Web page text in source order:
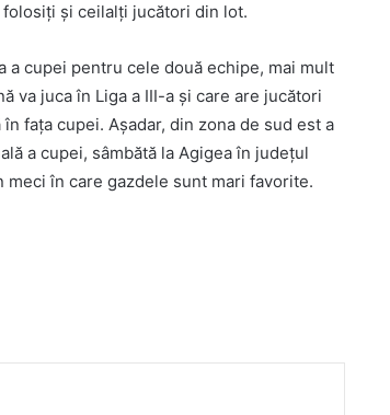
și ceilalți jucători din lot.
a cupei pentru cele două echipe, mai mult
va juca în Liga a III-a și care are jucători
fața cupei. Așadar, din zona de sud est a
a cupei, sâmbătă la Agigea în județul
meci în care gazdele sunt mari favorite.